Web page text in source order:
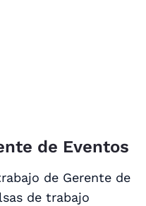
de Eventos
de Gerente de
de trabajo